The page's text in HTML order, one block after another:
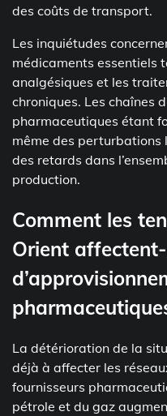
des coûts de transport.
Les inquiétudes
médicaments essentiels
analgésiques et les
chroniques. Les chaînes
pharmaceutiques étant
même des
des retards dans
production.
Comment les
Orient
La détérioration de la
déjà à affecter les
fournisseurs
pétrole et du gaz